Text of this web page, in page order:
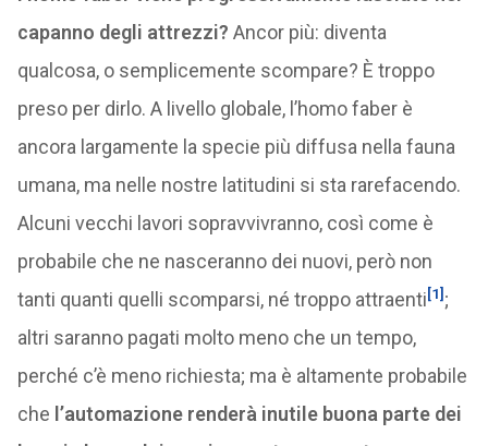
capanno degli attrezzi? Ancor più: diventa
qualcosa, o semplicemente scompare? È troppo
preso per dirlo. A livello globale, l’homo faber è
ancora largamente la specie più diffusa nella fauna
umana, ma nelle nostre latitudini si sta rarefacendo.
Alcuni vecchi lavori sopravvivranno, così come è
probabile che ne nasceranno dei nuovi, però non
tanti quanti quelli scomparsi, né troppo attraenti[1] ;
altri saranno pagati molto meno che un tempo,
perché c’è meno richiesta; ma è altamente probabile
che l’automazione renderà inutile buona parte dei